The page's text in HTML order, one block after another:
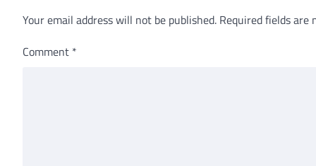
Your email address will not be published. Required fields are
Comment *